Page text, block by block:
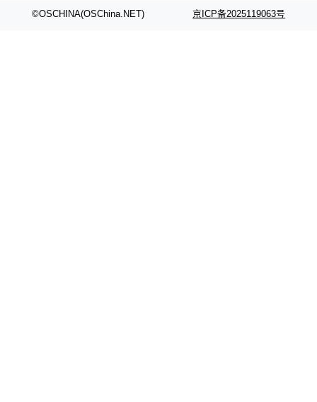
©OSCHINA(OSChina.NET) 京ICP备2025119063号